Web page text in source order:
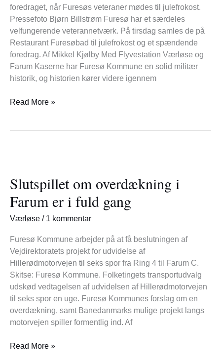
foredraget, når Furesøs veteraner mødes til julefrokost.
Pressefoto Bjørn Billstrøm Furesø har et særdeles
velfungerende veterannetværk. På tirsdag samles de på
Restaurant Furesøbad til julefrokost og et spændende
foredrag. Af Mikkel Kjølby Med Flyvestation Værløse og
Farum Kaserne har Furesø Kommune en solid militær
historik, og historien kører videre igennem
Read More »
Slutspillet om overdækning i
Farum er i fuld gang
Værløse / 1 kommentar
Furesø Kommune arbejder på at få beslutningen af
Vejdirektoratets projekt for udvidelse af
Hillerødmotorvejen til seks spor fra Ring 4 til Farum C.
Skitse: Furesø Kommune. Folketingets transportudvalg
udskød vedtagelsen af udvidelsen af Hillerødmotorvejen
til seks spor en uge. Furesø Kommunes forslag om en
overdækning, samt Banedanmarks mulige projekt langs
motorvejen spiller formentlig ind. Af
overdækning
i
Farum
er
fuld
gang
Read More »